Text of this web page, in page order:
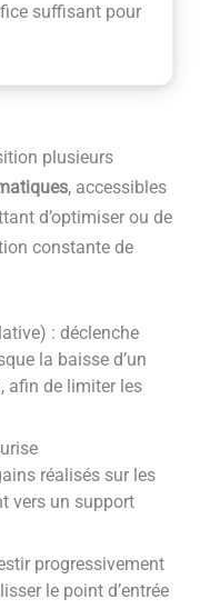
suffisant pour
plusieurs
, accessibles
d’optimiser ou de
constante de
: déclenche
la baisse d’un
afin de limiter les
réalisés sur les
vers un support
progressivement
le point d’entrée